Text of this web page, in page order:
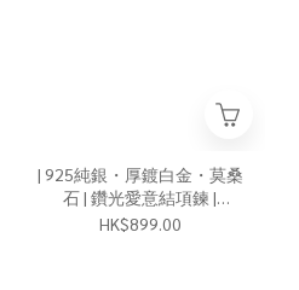
| 925純銀・厚鍍白金・莫桑
石 | 鑽光愛意結項鍊 |
NE1612 |
HK$899.00